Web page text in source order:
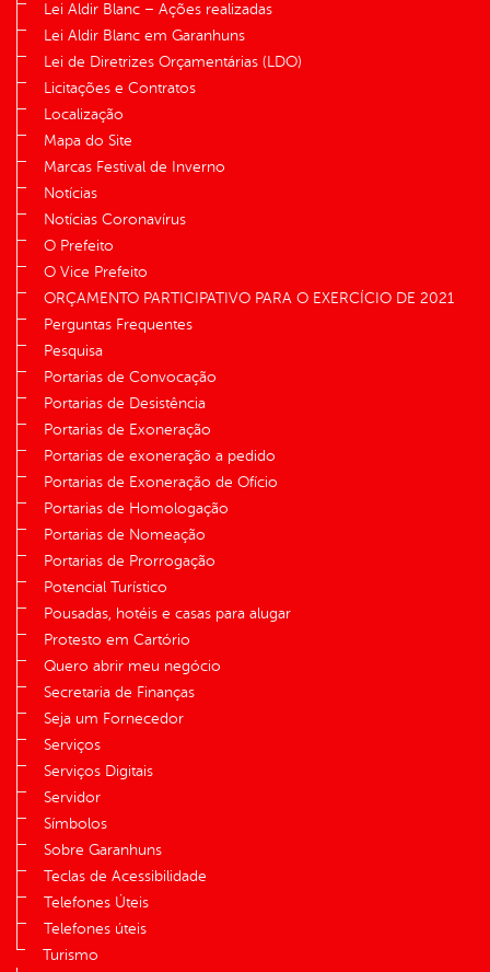
Lei Aldir Blanc – Ações realizadas
Lei Aldir Blanc em Garanhuns
Lei de Diretrizes Orçamentárias (LDO)
Licitações e Contratos
Localização
Mapa do Site
Marcas Festival de Inverno
Notícias
Notícias Coronavírus
O Prefeito
O Vice Prefeito
ORÇAMENTO PARTICIPATIVO PARA O EXERCÍCIO DE 2021
Perguntas Frequentes
Pesquisa
Portarias de Convocação
Portarias de Desistência
Portarias de Exoneração
Portarias de exoneração a pedido
Portarias de Exoneração de Ofício
Portarias de Homologação
Portarias de Nomeação
Portarias de Prorrogação
Potencial Turístico
Pousadas, hotéis e casas para alugar
Protesto em Cartório
Quero abrir meu negócio
Secretaria de Finanças
Seja um Fornecedor
Serviços
Serviços Digitais
Servidor
Símbolos
Sobre Garanhuns
Teclas de Acessibilidade
Telefones Úteis
Telefones úteis
Turismo